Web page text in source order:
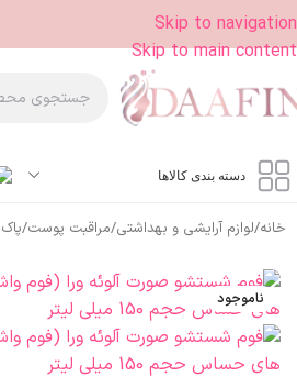
Skip to navigation
Skip to main content
دسته بندی کالاها
خانه/لوازم آرایشی و بهداشتی/مراقبت پوست/
ناموجود